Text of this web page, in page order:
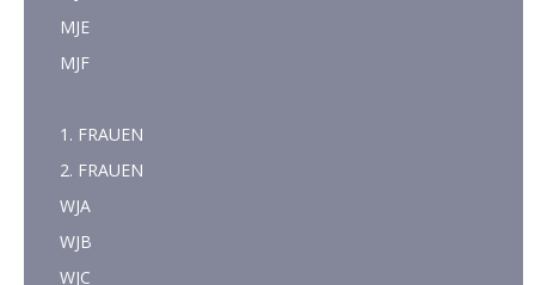
MJE
MJF
1. FRAUEN
2. FRAUEN
WJA
WJB
WJC